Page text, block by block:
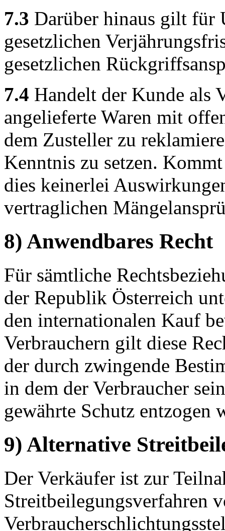
7.3 Darüber hinaus gilt für
gesetzlichen
gesetzlichen
7.4 Handelt der Kunde als
angelieferte Waren mit
dem Zusteller zu
Kenntnis zu setzen.
dies keinerlei
vertraglichen
8) Anwendbares Recht
Für sämtliche
der Republik Österreich
den internationalen Kauf
Verbrauchern gilt diese
der durch zwingende
in dem der Verbraucher
gewährte Schutz entzogen
9) Alternative
Der Verkäufer ist zur
Streitbeilegungsverfahren